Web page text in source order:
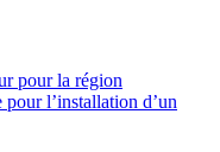
pour la région
l’installation d’un